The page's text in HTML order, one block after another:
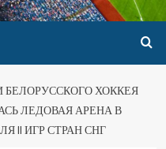
БЕЛОРУССКОГО ХОККЕЯ
ЛЕДОВАЯ АРЕНА В
II ИГР СТРАН СНГ